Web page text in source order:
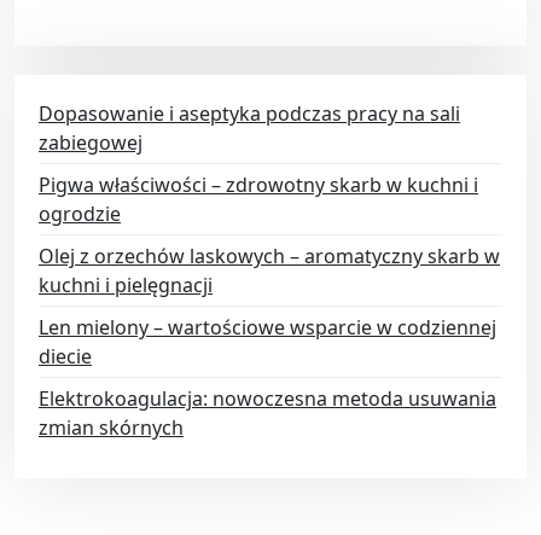
Dopasowanie i aseptyka podczas pracy na sali
zabiegowej
Pigwa właściwości – zdrowotny skarb w kuchni i
ogrodzie
Olej z orzechów laskowych – aromatyczny skarb w
kuchni i pielęgnacji
Len mielony – wartościowe wsparcie w codziennej
diecie
Elektrokoagulacja: nowoczesna metoda usuwania
zmian skórnych